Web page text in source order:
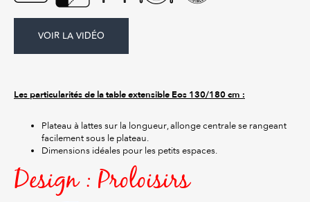
VOIR LA VIDÉO
Les particularités de la table extensible Eos 130/180 cm :
Plateau à lattes sur la longueur, allonge centrale se rangeant
facilement sous le plateau.
Dimensions idéales pour les petits espaces.
Design : Proloisirs